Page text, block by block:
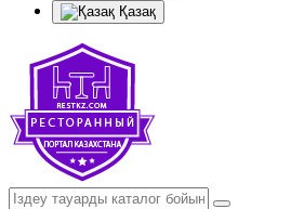
Қазақ